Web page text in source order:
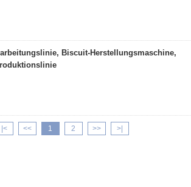
Biscuit-Herstellungsmaschine,
|< << 1 2 >> >|